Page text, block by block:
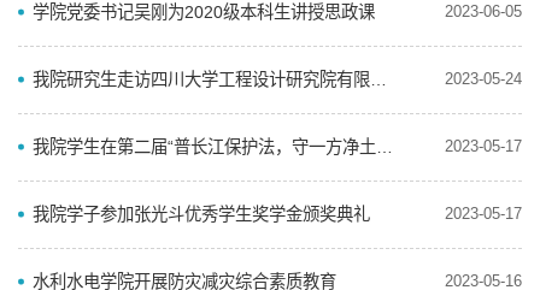
学院党委书记吴刚为2020级本科生讲授思政课 2023-06-05
2023-05-24
2023-05-17
我院学子参加张光斗优秀学生奖学金颁奖典礼 2023-05-17
水利水电学院开展防灾减灾综合素质教育 2023-05-16